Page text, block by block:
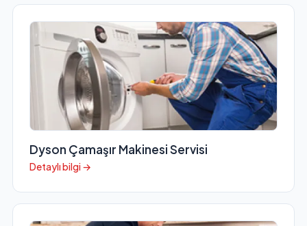
Dyson Çamaşır Makinesi Servisi
Detaylı bilgi →